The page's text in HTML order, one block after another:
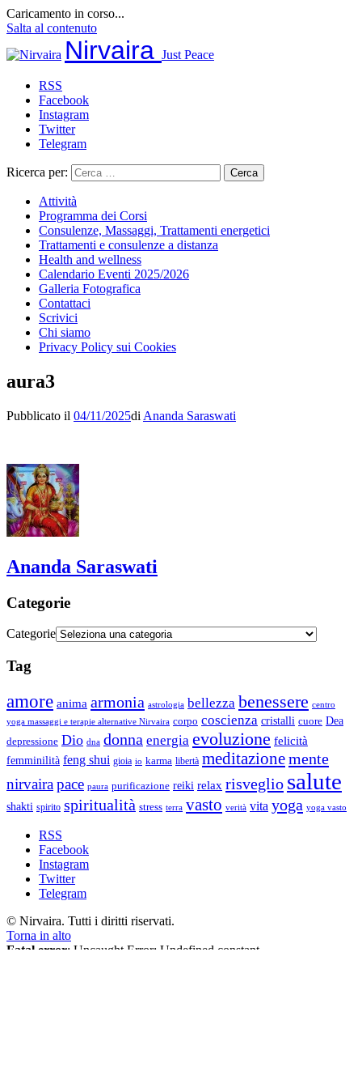
Caricamento in corso...
Salta al contenuto
Nirvaira Just Peace
RSS
Facebook
Instagram
Twitter
Telegram
Ricerca per:
Attività
Programma dei Corsi
Consulenze, Massaggi, Trattamenti energetici
Trattamenti e consulenze a distanza
Health and wellness
Calendario Eventi 2025/2026
Galleria Fotografica
Contattaci
Scrivici
Chi siamo
Privacy Policy sui Cookies
aura3
Pubblicato il 04/11/2025di Ananda Saraswati
Ananda Saraswati
Categorie
Categorie
Tag
amore anima armonia astrologia bellezza benessere centro
yoga massaggi e terapie alternative Nirvaira corpo coscienza cristalli cuore Dea
depressione Dio dna donna energia evoluzione felicità
femminilità feng shui gioia io karma libertà meditazionemente
nirvairapace paura purificazione reiki relax risveglio salute
shakti spirito spiritualità stress terra vasto verità vita yoga yoga vasto
RSS
Facebook
Instagram
Twitter
Telegram
© Nirvaira. Tutti i diritti riservati.
Torna in alto
Fatal error: Uncaught Error: Undefined constant